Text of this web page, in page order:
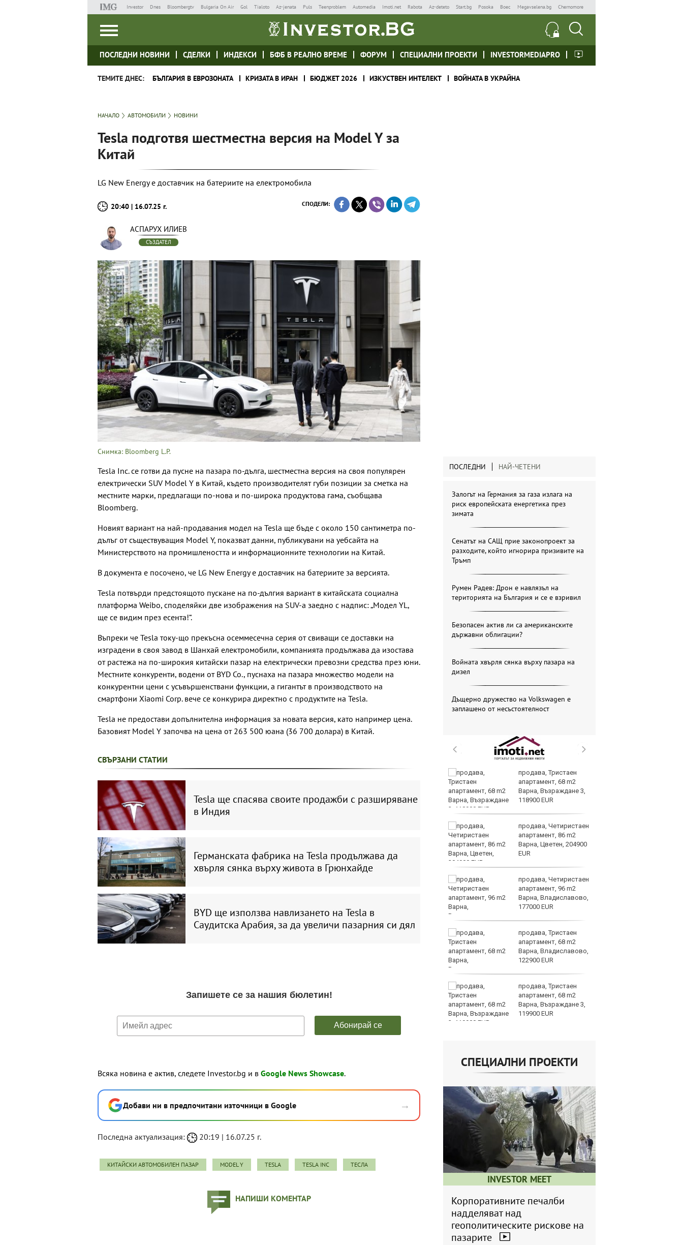
Investor Dnes Bloombergtv Bulgaria On Air Gol Tialoto Az-jenata Puls Teenproblem Automedia Imoti.net Rabota Az-deteto Start.bg Posoka Boec Megavselena.bg Chernomore
ПОСЛЕДНИ НОВИНИ СДЕЛКИ ИНДЕКСИ БФБ В РЕАЛНО ВРЕМЕ ФОРУМ СПЕЦИАЛНИ ПРОЕКТИ INVESTORMEDIAPRO
ТЕМИТЕ ДНЕС: БЪЛГАРИЯ В ЕВРОЗОНАТА КРИЗАТА В ИРАН БЮДЖЕТ 2026 ИЗКУСТВЕН ИНТЕЛЕКТ ВОЙНАТА В УКРАЙНА
НАЧАЛО АВТОМОБИЛИ НОВИНИ
Tesla подготвя шестместна версия на Model Y за
Китай
LG New Energy е доставчик на батериите на електромобила
20:40 | 16.07.25 г. СПОДЕЛИ:
АСПАРУХ ИЛИЕВ
СЪЗДАТЕЛ
Снимка: Bloomberg L.P.
Tesla Inc. се готви да пусне на пазара по-дълга, шестместна версия на своя популярен
електрически SUV Model Y в Китай, където производителят губи позиции за сметка на
местните марки, предлагащи по-нова и по-широка продуктова гама, съобщава
Bloomberg.
Новият вариант на най-продавания модел на Tesla ще бъде с около 150 сантиметра по-
дълъг от съществуващия Model Y, показват данни, публикувани на уебсайта на
Министерството на промишлеността и информационните технологии на Китай.
В документа е посочено, че LG New Energy е доставчик на батериите за версията.
Tesla потвърди предстоящото пускане на по-дългия вариант в китайската социална
платформа Weibo, споделяйки две изображения на SUV-а заедно с надпис: „Модел YL,
ще се видим през есента!“.
Въпреки че Tesla току-що прекъсна осеммесечна серия от свиващи се доставки на
изградени в своя завод в Шанхай електромобили, компанията продължава да изостава
от растежа на по-широкия китайски пазар на електрически превозни средства през юни.
Местните конкуренти, водени от BYD Co., пуснаха на пазара множество модели на
конкурентни цени с усъвършенствани функции, а гигантът в производството на
смартфони Xiaomi Corp. вече се конкурира директно с продуктите на Tesla.
Tesla не предостави допълнителна информация за новата версия, като например цена.
Базовият Model Y започва на цена от 263 500 юана (36 700 долара) в Китай.
СВЪРЗАНИ СТАТИИ
Tesla ще спасява своите продажби с разширяване
в Индия
Германската фабрика на Tesla продължава да
хвърля сянка върху живота в Грюнхайде
BYD ще използва навлизането на Tesla в
Саудитска Арабия, за да увеличи пазарния си дял
Всяка новина е актив, следете Investor.bg и в Google News Showcase.
Добави ни в предпочитани източници в Google →
Последна актуализация: 20:19 | 16.07.25 г.
КИТАЙСКИ АВТОМОБИЛЕН ПАЗАР MODEL Y TESLA TESLA INC ТЕСЛА
НАПИШИ КОМЕНТАР
ПОСЛЕДНИ НАЙ-ЧЕТЕНИ
Залогът на Германия за газа излага на
риск европейската енергетика през
зимата
Сенатът на САЩ прие законопроект за
разходите, който игнорира призивите на
Тръмп
Румен Радев: Дрон е навлязъл на
територията на България и се е взривил
Безопасен актив ли са американските
държавни облигации?
Войната хвърля сянка върху пазара на
дизел
Дъщерно дружество на Volkswagen е
заплашено от несъстоятелност
Румен Радев: Дрон е
продава, Тристаен
апартамент, 68 m2
Варна, Възраждане 3,
118900 EUR
продава, Четиристаен
апартамент, 86 m2
Варна, Цветен, 204900
EUR
продава, Четиристаен
апартамент, 96 m2
Варна, Владиславово,
177000 EUR
продава, Тристаен
апартамент, 68 m2
Варна, Владиславово,
122900 EUR
продава, Тристаен
апартамент, 68 m2
Варна, Възраждане 3,
119900 EUR
СПЕЦИАЛНИ ПРОЕКТИ
INVESTOR MEET
Корпоративните печалби
надделяват над
геополитическите рискове на
пазарите